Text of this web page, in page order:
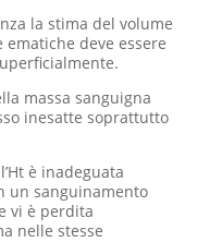
la stima del volume
deve essere
massa sanguigna
inesatte soprattutto
è inadeguata
un sanguinamento
vi è perdita
nelle stesse